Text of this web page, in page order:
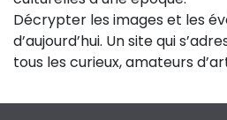
Décrypter les images et les
d’aujourd’hui. Un site qui
tous les curieux, amateurs